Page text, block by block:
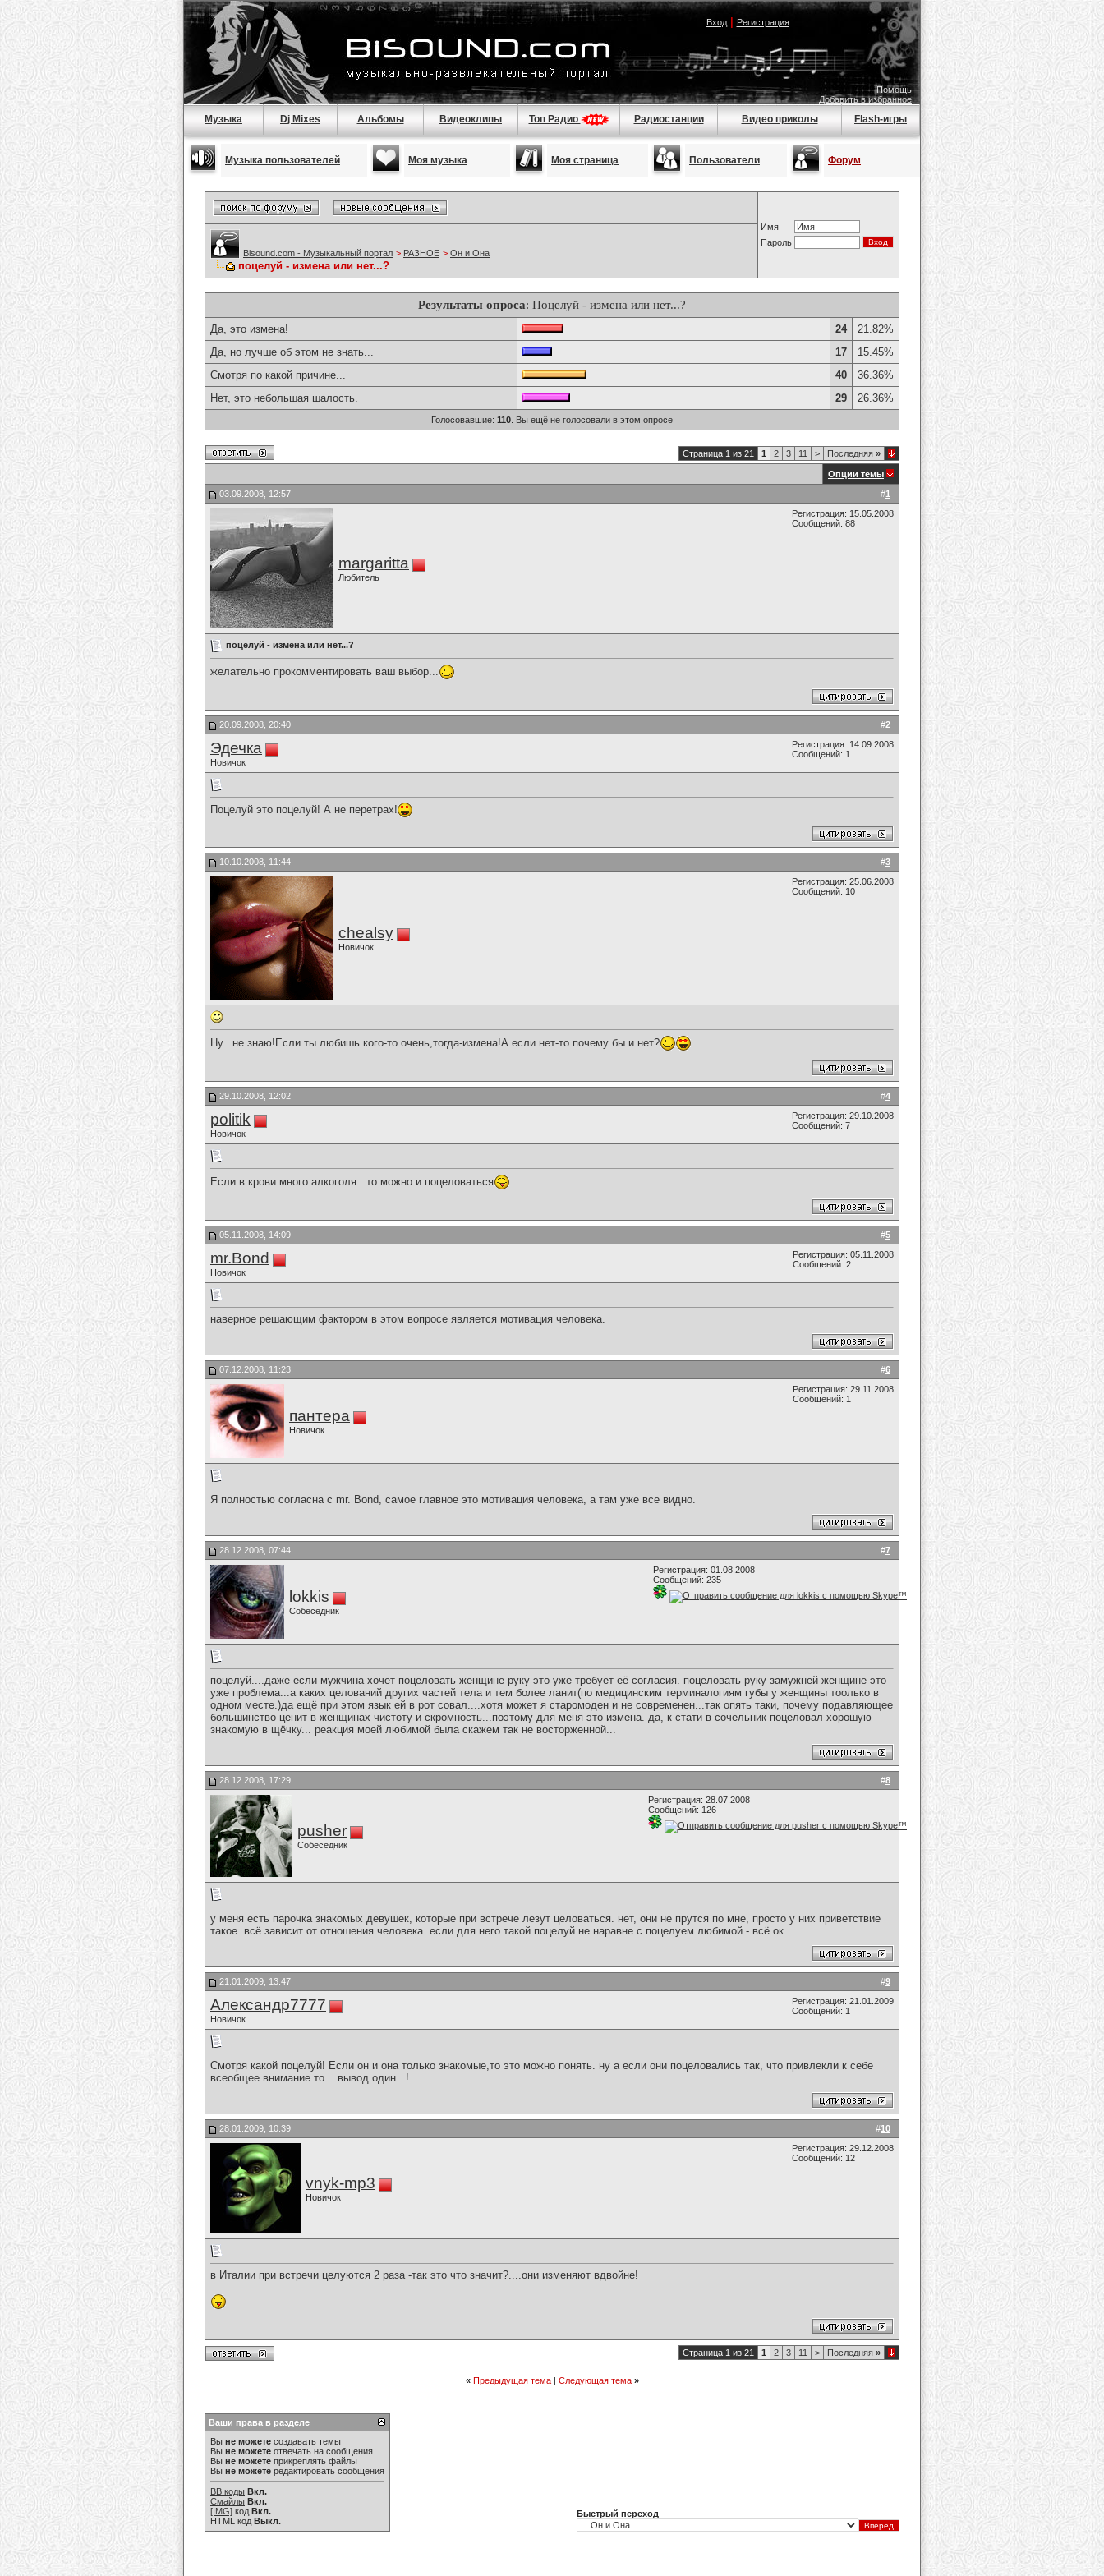
Вход| Регистрация
Помощь
Добавить в избранное
Музыка Dj Mixes Альбомы Видеоклипы Топ Радио Радиостанции Видео приколы Flash-игры
Музыка пользователей Моя музыка Моя страница Пользователи Форум
Имя
Пароль
Bisound.com - Музыкальный портал > РАЗНОЕ > Он и Она
поцелуй - измена или нет...?
Результаты опроса: Поцелуй - измена или нет...?
Да, это измена! 24
21.82%
Да, но лучше об этом не знать...
17
15.45%
Смотря по какой причине...
40
36.36%
Нет, это небольшая шалость.
29 26.36%
Голосовавшие: 110 . Вы ещё не голосовали в этом опросе
Страница 1 из 21 1 2 3 11 > Последняя »
Опции темы
#1
03.09.2008, 12:57
margaritta
Любитель
Регистрация: 15.05.2008
Сообщений: 88
поцелуй - измена или нет...?
желательно прокомментировать ваш выбор...
#2
20.09.2008, 20:40
Эдечка
Новичок
Регистрация: 14.09.2008
Сообщений: 1
Поцелуй это поцелуй! А не перетрах!
#3
10.10.2008, 11:44
chealsy
Новичок
Регистрация: 25.06.2008
Сообщений: 10
Ну...не знаю!Если ты любишь кого-то очень,тогда-измена!А если нет-то почему бы и нет?
#4
29.10.2008, 12:02
politik
Новичок
Регистрация: 29.10.2008
Сообщений: 7
Если в крови много алкоголя...то можно и поцеловаться
#5
05.11.2008, 14:09
mr.Bond
Новичок
Регистрация: 05.11.2008
Сообщений: 2
наверное решающим фактором в этом вопросе является мотивация человека.
#6
07.12.2008, 11:23
пантера
Новичок
Регистрация: 29.11.2008
Сообщений: 1
Я полностью согласна с mr. Bond, самое главное это мотивация человека, а там уже все видно.
#7
28.12.2008, 07:44
lokkis
Собеседник
Регистрация: 01.08.2008
Сообщений: 235
поцелуй....даже если мужчина хочет поцеловать женщине руку это уже требует её согласия. поцеловать руку замужней женщине это
уже проблема...а каких целований других частей тела и тем более ланит(по медицинским терминалогиям губы у женщины тоолько в
одном месте.)да ещё при этом язык ей в рот совал....хотя может я старомоден и не современен...так опять таки, почему подавляющее
большинство ценит в женщинах чистоту и скромность...поэтому для меня это измена. да, к стати в сочельник поцеловал хорошую
знакомую в щёчку... реакция моей любимой была скажем так не восторженной...
#8
28.12.2008, 17:29
pusher
Собеседник
Регистрация: 28.07.2008
Сообщений: 126
у меня есть парочка знакомых девушек, которые при встрече лезут целоваться. нет, они не прутся по мне, просто у них приветствие
такое. всё зависит от отношения человека. если для него такой поцелуй не наравне с поцелуем любимой - всё ок
#9
21.01.2009, 13:47
Александр7777
Новичок
Регистрация: 21.01.2009
Сообщений: 1
Смотря какой поцелуй! Если он и она только знакомые,то это можно понять. ну а если они поцеловались так, что привлекли к себе
всеобщее внимание то... вывод один...!
#10
28.01.2009, 10:39
vnyk-mp3
Новичок
Регистрация: 29.12.2008
Сообщений: 12
в Италии при встречи целуются 2 раза -так это что значит?....они изменяют вдвойне!
Страница 1 из 21 1 2 3 11 > Последняя »
« Предыдущая тема| Следующая тема »
Ваши права в разделе
Вы не можете создавать темы
Вы не можете отвечать на сообщения
Вы не можете прикреплять файлы
Вы не можете редактировать сообщения
BB коды Вкл.
Смайлы Вкл.
[IMG] код Вкл.
HTML код Выкл.
Быстрый переход